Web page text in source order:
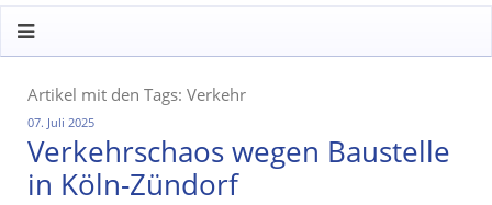
Artikel mit den Tags: Verkehr
07. Juli 2025
Verkehrschaos wegen Baustelle
in Köln-Zündorf